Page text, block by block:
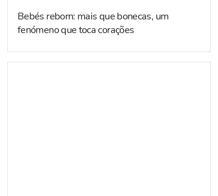
Bebés reborn: mais que bonecas, um
fenómeno que toca corações